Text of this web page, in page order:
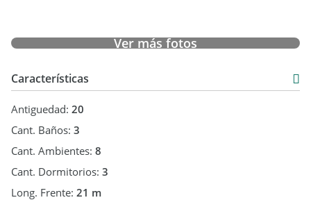
Ver más fotos
Características
Antiguedad: 20
Cant. Baños: 3
Cant. Ambientes: 8
Cant. Dormitorios: 3
Long. Frente: 21 m